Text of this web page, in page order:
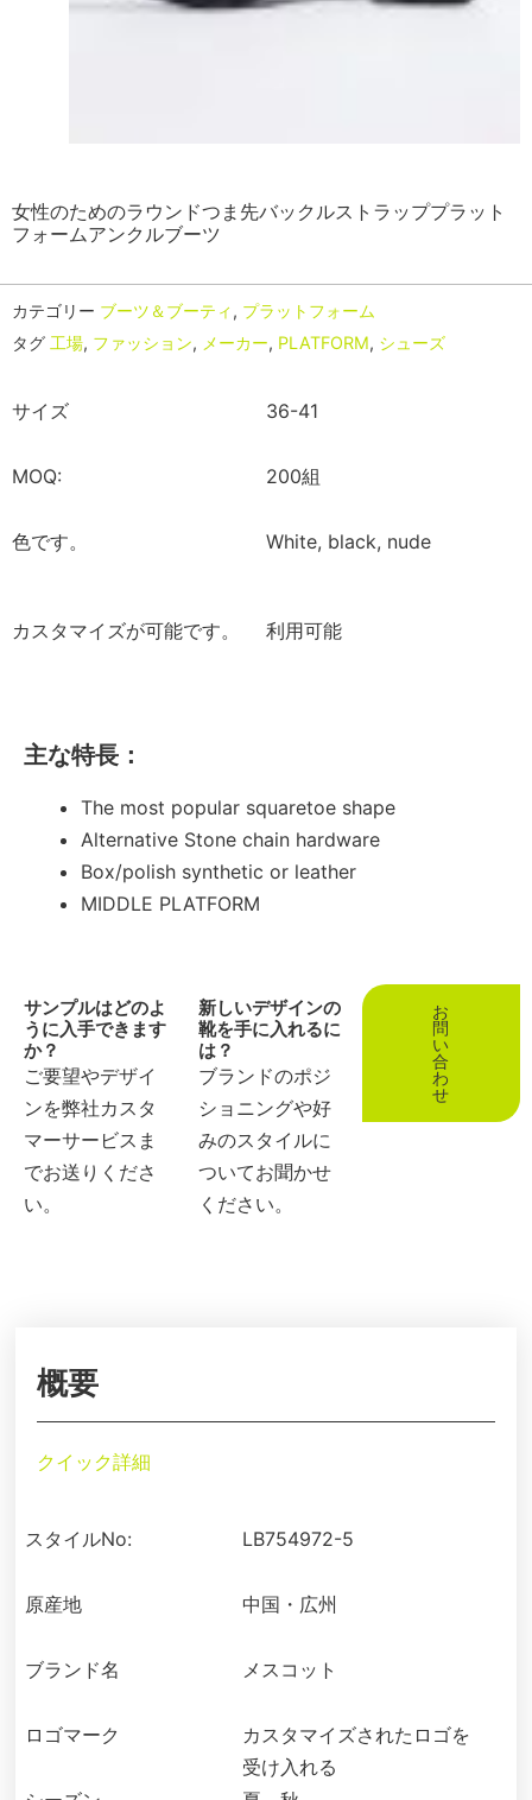
女性のためのラウンドつま先バックルストラッププラット
フォームアンクルブーツ
カテゴリー ブーツ＆ブーティ , プラットフォーム
タグ 工場, ファッション, メーカー, PLATFORM, シューズ
サイズ 36-41
MOQ: 200組
色です。 White, black, nude
カスタマイズが可能です。 利用可能
主な特長：
The most popular squaretoe shape
Alternative Stone chain hardware
Box/polish synthetic or leather
MIDDLE PLATFORM
サンプルはどのよ
うに入手できます
か？
ご要望やデザイ
ンを弊社カスタ
マーサービスま
でお送りくださ
い。
新しいデザインの
靴を手に入れるに
は？
ブランドのポジ
ショニングや好
みのスタイルに
ついてお聞かせ
ください。
お
問
い
合
わ
せ
概要
クイック詳細
スタイルNo: LB754972-5
原産地 中国・広州
ブランド名 メスコット
ロゴマーク
カスタマイズされたロゴを
受け入れる